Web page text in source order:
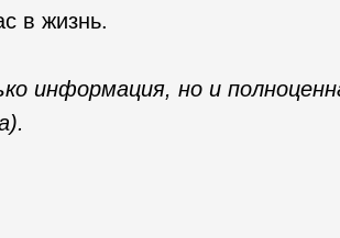
в жизнь.
информация, но и